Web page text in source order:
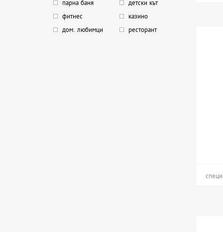
парна баня
детски кът
фитнес
казино
дом. любимци
ресторант